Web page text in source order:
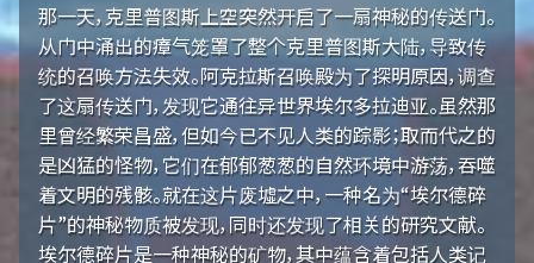
那一天，克里普图斯上空突然开启了一扇神秘的传送门。
从门中涌出的瘴气笼罩了整个克里普图斯大陆，导致传
统的召唤方法失效。阿克拉斯召唤殿为了探明原因，调查
了这扇传送门，发现它通往异世界埃尔多拉迪亚。虽然那
里曾经繁荣昌盛，但如今已不见人类的踪影；取而代之的
是凶猛的怪物，它们在郁郁葱葱的自然环境中游荡，吞噬
着文明的残骸。就在这片废墟之中，一种名为“埃尔德碎
片”的神秘物质被发现，同时还发现了相关的研究文献。
埃尔德碎片是一种神秘的矿物，其中蕴含着包括人类记